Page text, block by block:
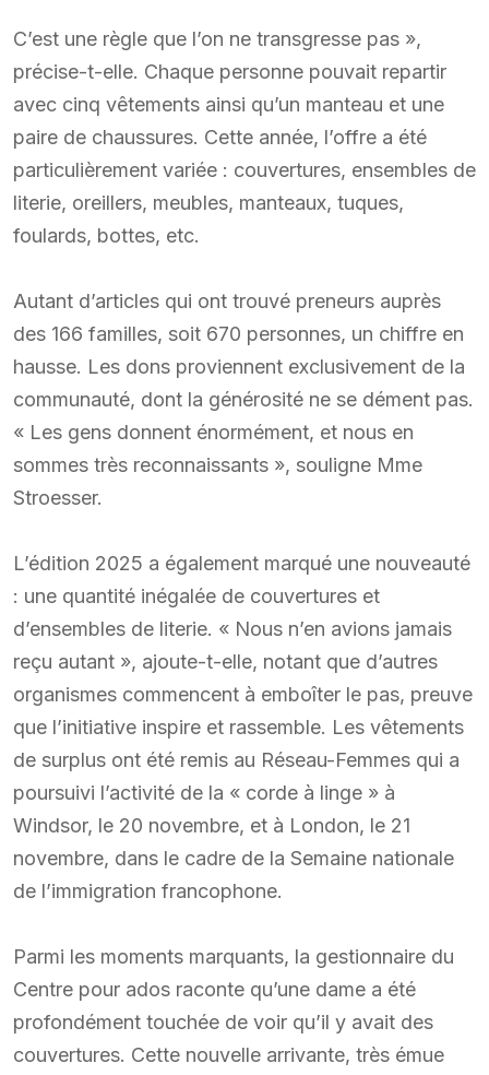
C’est une règle que l’on ne transgresse pas »,
précise-t-elle. Chaque personne pouvait repartir
avec cinq vêtements ainsi qu’un manteau et une
paire de chaussures. Cette année, l’offre a été
particulièrement variée : couvertures, ensembles de
literie, oreillers, meubles, manteaux, tuques,
foulards, bottes, etc.
Autant d’articles qui ont trouvé preneurs auprès
des 166 familles, soit 670 personnes, un chiffre en
hausse. Les dons proviennent exclusivement de la
communauté, dont la générosité ne se dément pas.
« Les gens donnent énormément, et nous en
sommes très reconnaissants », souligne Mme
Stroesser.
L’édition 2025 a également marqué une nouveauté
: une quantité inégalée de couvertures et
d’ensembles de literie. « Nous n’en avions jamais
reçu autant », ajoute-t-elle, notant que d’autres
organismes commencent à emboîter le pas, preuve
que l’initiative inspire et rassemble. Les vêtements
de surplus ont été remis au Réseau-Femmes qui a
poursuivi l’activité de la « corde à linge » à
Windsor, le 20 novembre, et à London, le 21
novembre, dans le cadre de la Semaine nationale
de l’immigration francophone.
Parmi les moments marquants, la gestionnaire du
Centre pour ados raconte qu’une dame a été
profondément touchée de voir qu’il y avait des
couvertures. Cette nouvelle arrivante, très émue